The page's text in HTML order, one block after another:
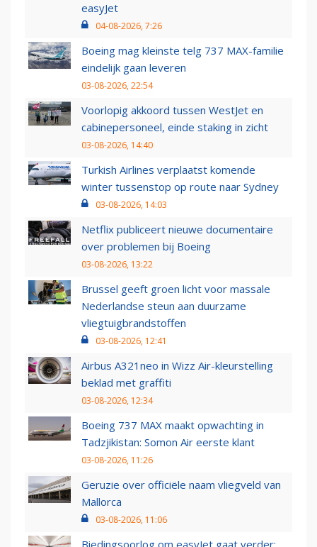
easyJet
04-08-2026, 7:26
Boeing mag kleinste telg 737 MAX-familie
eindelijk gaan leveren
03-08-2026, 22:54
Voorlopig akkoord tussen WestJet en
cabinepersoneel, einde staking in zicht
03-08-2026, 14:40
Turkish Airlines verplaatst komende
winter tussenstop op route naar Sydney
03-08-2026, 14:03
Netflix publiceert nieuwe documentaire
over problemen bij Boeing
03-08-2026, 13:22
Brussel geeft groen licht voor massale
Nederlandse steun aan duurzame
vliegtuigbrandstoffen
03-08-2026, 12:41
Airbus A321neo in Wizz Air-kleurstelling
beklad met graffiti
03-08-2026, 12:34
Boeing 737 MAX maakt opwachting in
Tadzjikistan: Somon Air eerste klant
03-08-2026, 11:26
Geruzie over officiële naam vliegveld van
Mallorca
03-08-2026, 11:06